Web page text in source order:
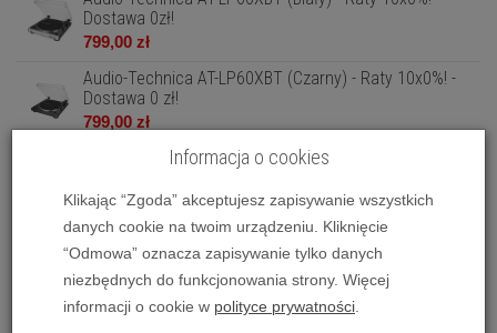
Dostawa 0zł!
799,00 zł
Audio-Technica AT-LP60XBT (Czarny) - Raty 10x0%! -
Dostawa 0 zł!
799,00 zł
Audio-Technica AT-LP60XUSB (Czarny) - Raty 10x0% -
579,00 zł
Audio-Technica AT-LP60XUSB (Gunmetal) - Raty 10x0%
- Dostawa 0zł!
599,00 zł
Audio-Technica AT-LP70XBT (Biało-Srebrny) - Raty
Informacja o cookies
Klikając “Zgoda” akceptujesz zapisywanie wszystkich
danych cookie na twoim urządzeniu. Kliknięcie
“Odmowa” oznacza zapisywanie tylko danych
niezbędnych do funkcjonowania strony. Więcej
informacji o cookie w polityce prywatności.